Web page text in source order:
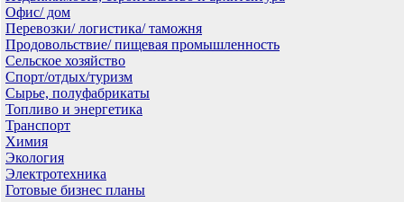
Офис/ дом
Перевозки/ логистика/ таможня
Продовольствие/ пищевая промышленность
Сельское хозяйство
Спорт/отдых/туризм
Сырье, полуфабрикаты
Топливо и энергетика
Транспорт
Химия
Экология
Электротехника
Готовые бизнес планы